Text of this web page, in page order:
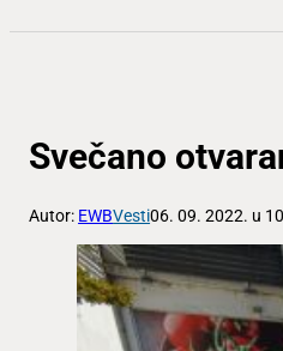
Svečano
Autor: EWBVesti06. 09. 2022. u